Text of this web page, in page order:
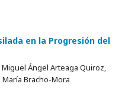
en la Progresión del
Ángel Arteaga Quiroz,
Bracho-Mora